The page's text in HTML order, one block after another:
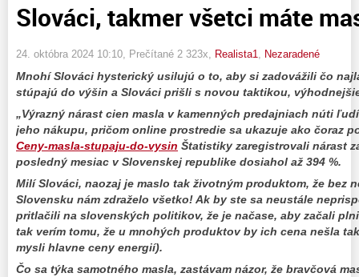
Slováci, takmer všetci máte
24. októbra 2024 10:10 , Prečítané 2 323x, Realista1 Nezaradené
Mnohí Slováci hysterický usilujú o to, aby si zadovážili čo
stúpajú do výšin a Slováci prišli s novou taktikou,
„Výrazný nárast cien masla v kamenných predajniach núti
jeho nákupu, pričom online prostredie sa ukazuje ako čoraz
Ceny-masla-stupaju-do-vysin Štatistiky zaregistrovali nárast
posledný mesiac v Slovenskej republike dosiahol až 394 %.
Milí Slováci, naozaj je maslo tak životným produktom, že bez
Slovensku nám zdraželo všetko! Ak by ste sa neustále
pritlačili na slovenských politikov, že je načase, aby začali
tak verím tomu, že u mnohých produktov by ich cena nešla
mysli hlavne ceny energií).
Čo sa týka samotného masla, zastávam názor, že bravčová